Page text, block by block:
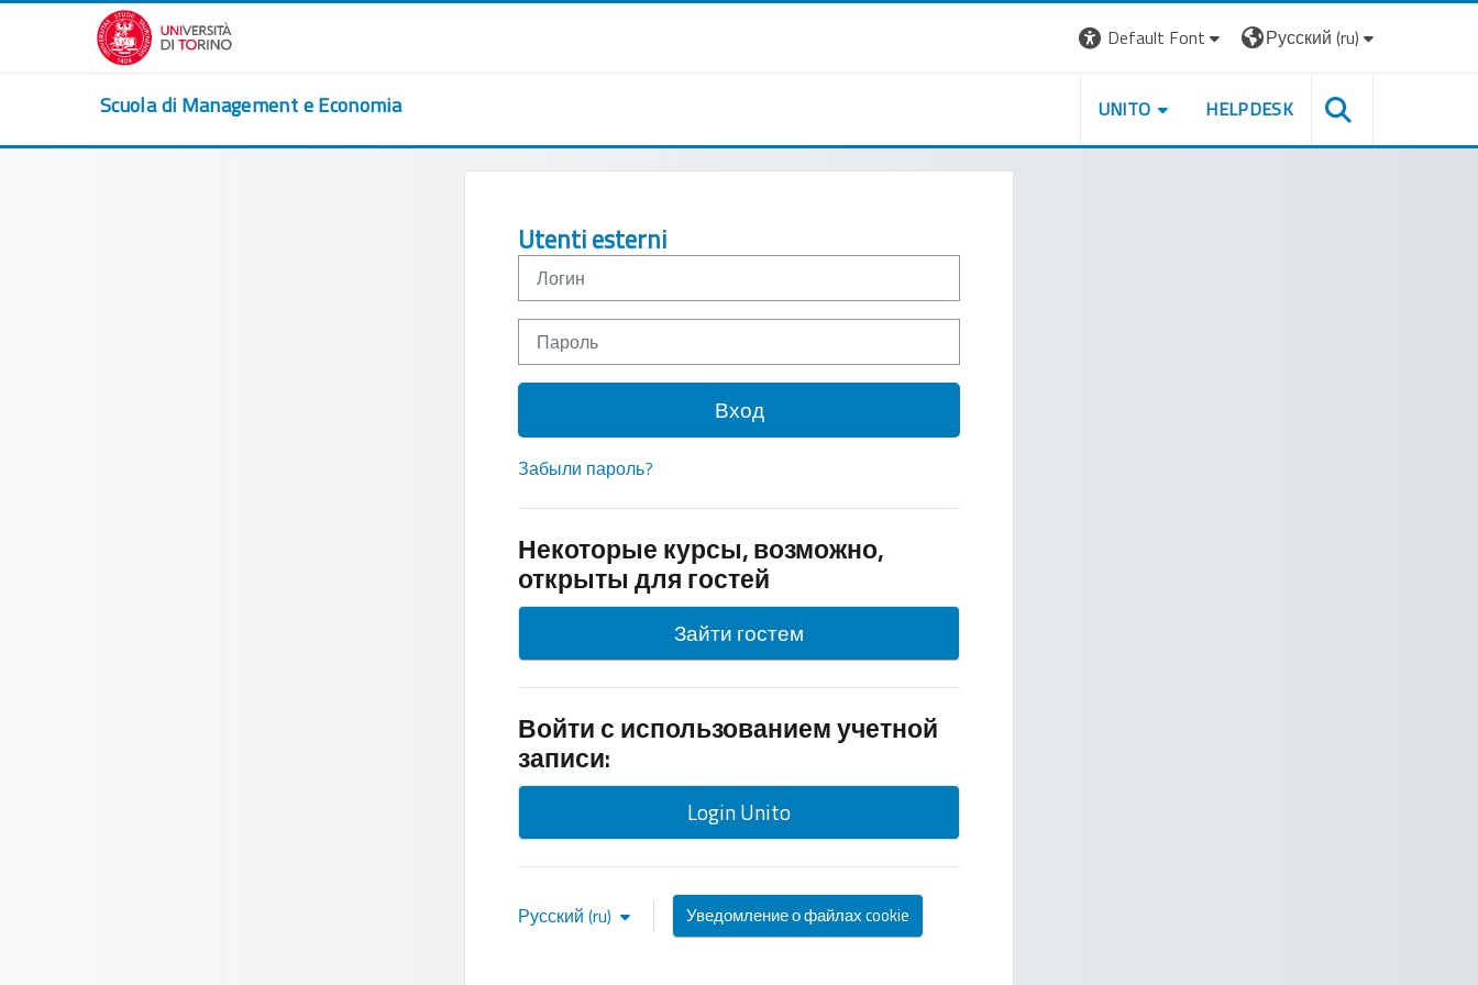
Перейти к основному содержанию
Default Font
Русский ‎(ru)‎
Scuola di Management e Economia UNITO HELPDESK
Логин
Пароль
Вход
Забыли пароль?
Некоторые курсы, возможно,
открыты для гостей
Зайти гостем
Войти с использованием учетной
записи:
Login Unito
Русский ‎(ru)‎ Уведомление о файлах cookie